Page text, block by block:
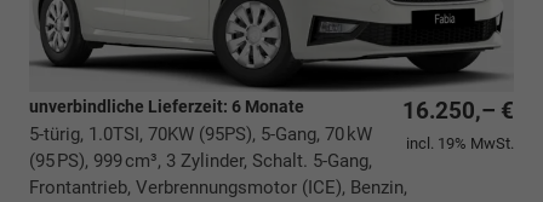
16.250,– €
incl. 19% MwSt.
unverbindliche Lieferzeit: 6 Monate
5-türig, 1.0TSI, 70KW (95PS), 5-Gang, 70 kW
(95 PS), 999 cm³, 3 Zylinder, Schalt. 5-Gang,
Frontantrieb, Verbrennungsmotor (ICE), Benzin,